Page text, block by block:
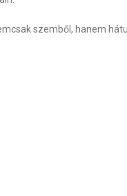
szemből, hanem